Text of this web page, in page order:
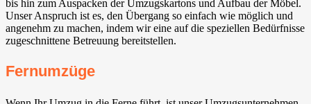
bis hin zum Auspacken der Umzugskartons und Aufbau der Möbel.
Unser Anspruch ist es, den Übergang so einfach wie möglich und
angenehm zu machen, indem wir eine auf die speziellen Bedürfnisse
zugeschnittene Betreuung bereitstellen.
Fernumzüge